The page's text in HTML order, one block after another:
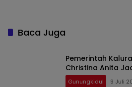
Baca Juga
Pemerintah
Christina Anita
Gunungkidul 9 Juli